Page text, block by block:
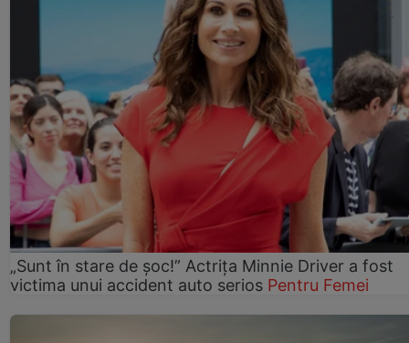
„Sunt în stare de șoc!” Actrița Minnie Driver a fost
victima unui accident auto serios Pentru Femei